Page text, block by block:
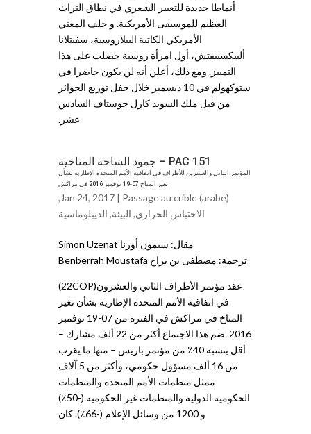
أنماطا جديدة للتعبير الشعري في نطاق التراث
العظيم للموسيقى الأمريكية. و خلف المغني
الأمريكي الكاتبة البيلاروسية، سفيتلانا
ألييكسييفتش، أول امرأة روسية حصلت على هذا
التمييز. ومع ذلك، أعلن أنه لن يكون حاضرا في
ستوكهولم في 10 ديسمبر خلال حفل توزيع الجوائز
من قبل ملك السويد كارل جوستاف السادس
عشر.
PAC 151 – جمود الساحة المناخية
المؤتمر الثاني والعشرين للأطراف في اتفاقية الأمم المتحدة الإطارية بشأن
تغير المناخ 07-19 نوفمبر 2016 في مراكش
Jan 24, 2017 | Passage au crible (arabe)
,
الاحتباس الحراري, البيئة, الديبلوماسية
مقال: سيمون أوزنا Simon Uzenat
ترجمة: مصطفى بن براح Benberrah Moustafa
عقد مؤتمر الأطراف الثاني والعشرون(22COP)
في اتفاقية الأمم المتحدة الإطارية بشأن تغير
المناخ في مراكش في الفترة من 07-19 نوفمبر
2016. ضم هذا الاجتماع أكثر من 22 ألف مشارك –
أقل بنسبة 40٪ من مؤتمر باريس – منها ما يقرب
من 16 ألف مسؤول حكومي، وأكثر من 5 آلاف
ممثل منظمات الأمم المتحدة والمنظمات
الحكومية الدولية والمنظمات غير الحكومية (-50٪)
و 1200 من وسائل الإعلام (-66٪). كان